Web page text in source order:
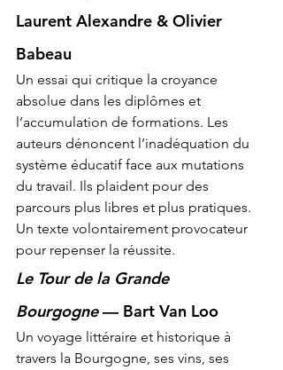
Laurent Alexandre & Olivier
Babeau
Un essai qui critique la croyance
absolue dans les diplômes et
l’accumulation de formations. Les
auteurs dénoncent l’inadéquation du
système éducatif face aux mutations
du travail. Ils plaident pour des
parcours plus libres et plus pratiques.
Un texte volontairement provocateur
pour repenser la réussite.
Le Tour de la Grande
Bourgogne — Bart Van Loo
Un voyage littéraire et historique à
travers la Bourgogne, ses vins, ses